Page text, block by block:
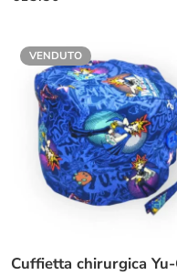
VENDUTO